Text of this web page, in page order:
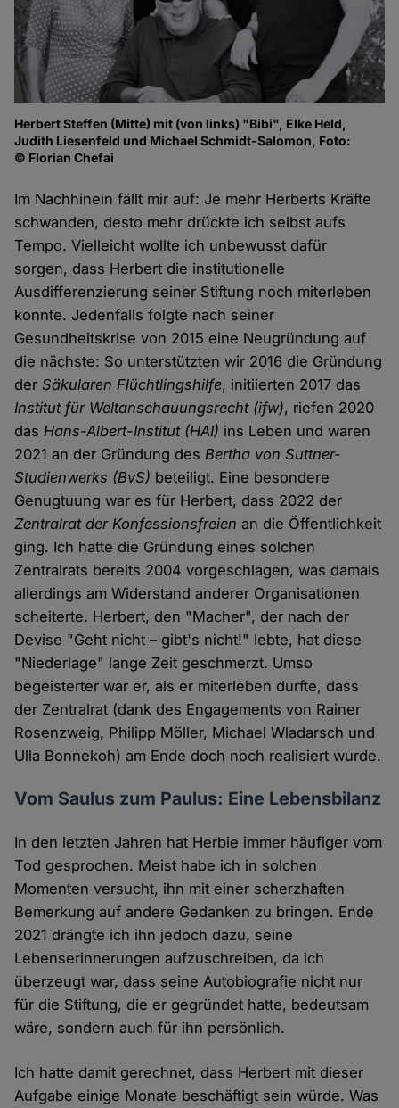
Herbert Steffen (Mitte) mit (von links) "Bibi", Elke Held,
Judith Liesenfeld und Michael Schmidt-Salomon, Foto:
© Florian Chefai
Im Nachhinein fällt mir auf: Je mehr Herberts Kräfte
schwanden, desto mehr drückte ich selbst aufs
Tempo. Vielleicht wollte ich unbewusst dafür
sorgen, dass Herbert die institutionelle
Ausdifferenzierung seiner Stiftung noch miterleben
konnte. Jedenfalls folgte nach seiner
Gesundheitskrise von 2015 eine Neugründung auf
die nächste: So unterstützten wir 2016 die Gründung
derSäkularen Flüchtlingshilfe, initiierten 2017 das
Institut für Weltanschauungsrecht (ifw), riefen 2020
dasHans-Albert-Institut (HAI) ins Leben und waren
2021 an der Gründung desBertha von Suttner-
Studienwerks (BvS) beteiligt. Eine besondere
Genugtuung war es für Herbert, dass 2022 der
Zentralrat der Konfessionsfreien an die Öffentlichkeit
ging. Ich hatte die Gründung eines solchen
Zentralrats bereits 2004 vorgeschlagen, was damals
allerdings am Widerstand anderer Organisationen
scheiterte. Herbert, den "Macher", der nach der
Devise "Geht nicht – gibt's nicht!" lebte, hat diese
"Niederlage" lange Zeit geschmerzt. Umso
begeisterter war er, als er miterleben durfte, dass
der Zentralrat (dank des Engagements von Rainer
Rosenzweig, Philipp Möller, Michael Wladarsch und
Ulla Bonnekoh) am Ende doch noch realisiert wurde.
Vom Saulus zum Paulus: Eine Lebensbilanz
In den letzten Jahren hat Herbie immer häufiger vom
Tod gesprochen. Meist habe ich in solchen
Momenten versucht, ihn mit einer scherzhaften
Bemerkung auf andere Gedanken zu bringen. Ende
2021 drängte ich ihn jedoch dazu, seine
Lebenserinnerungen aufzuschreiben, da ich
überzeugt war, dass seine Autobiografie nicht nur
für die Stiftung, die er gegründet hatte, bedeutsam
wäre, sondern auch für ihn persönlich.
Ich hatte damit gerechnet, dass Herbert mit dieser
Aufgabe einige Monate beschäftigt sein würde. Was